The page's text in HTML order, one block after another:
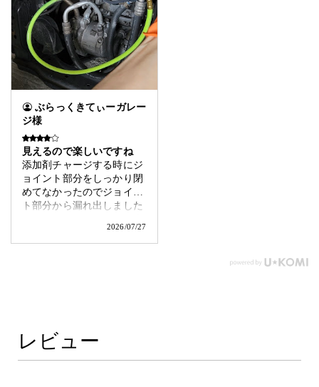
ぶらっくきてぃーガレー
ジ様
見えるので楽しいですね
添加剤チャージする時にジ
ョイント部分をしっかり閉
めてなかったのでジョイン
ト部分から漏れ出しました
丈夫だったと思います🤭
2026/07/27
レビュー